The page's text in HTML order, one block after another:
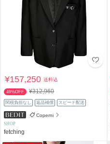
¥157,250送料込
49%OFF ¥312,960
関税負担なし 返品補償 スピード配送
Coperni
SHOP
fetching